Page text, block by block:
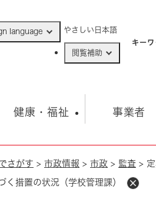
language やさしい日本語
閲覧補助
キーワ
・戸籍 子育て
健康・福祉
福祉・健康・生活
事業者
入札・
光 観光ス
市の概要
さがす > 市政情報 > 市政 > 監査 >
く措置の状況（学校管理課）